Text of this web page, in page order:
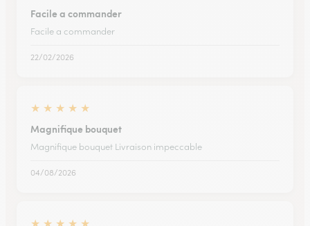
Facile a commander
Facile a commander
22/02/2026
★ ★ ★ ★ ★
Magnifique bouquet
Magnifique bouquet Livraison impeccable
04/08/2026
★ ★ ★ ★ ★